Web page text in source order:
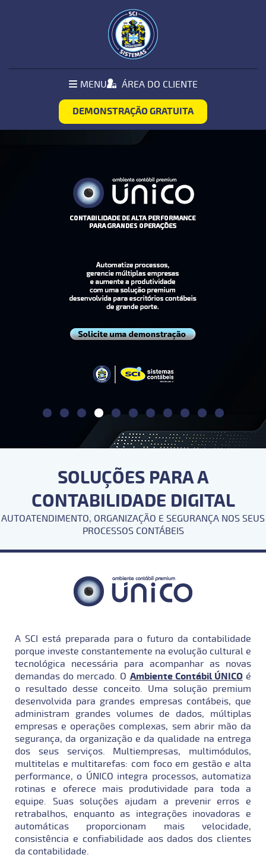
MENU ÁREA DO CLIENTE
DEMONSTRAÇÃO GRATUITA
SOLUÇÕES PARA A
CONTABILIDADE DIGITAL
AUTOATENDIMENTO, ORGANIZAÇÃO E SEGURANÇA NOS SEUS
PROCESSOS CONTÁBEIS
A SCI está preparada para o futuro da contabilidade
porque investe constantemente na evolução cultural e
tecnológica necessária para acompanhar as novas
demandas do mercado. O Ambiente Contábil ÚNICOé
o resultado desse conceito. Uma solução premium
desenvolvida para grandes empresas contábeis, que
administram grandes volumes de dados, múltiplas
empresas e operações complexas, sem abrir mão da
segurança, da organização e da qualidade na entrega
dos seus serviços. Multiempresas, multimódulos,
multitelas e multitarefas: com foco em gestão e alta
performance, o ÚNICO integra processos, automatiza
rotinas e oferece mais produtividade para toda a
equipe. Suas soluções ajudam a prevenir erros e
retrabalhos, enquanto as integrações inovadoras e
automáticas proporcionam mais velocidade,
consistência e confiabilidade aos dados dos clientes
da contabilidade.